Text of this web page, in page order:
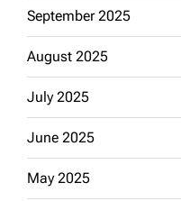
September 2025
August 2025
July 2025
June 2025
May 2025